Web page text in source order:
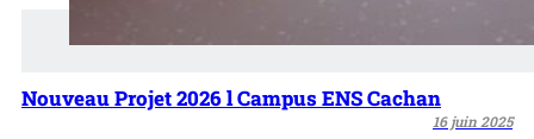
Nouveau Projet 2026 l Campus ENS Cachan
16 juin 2025